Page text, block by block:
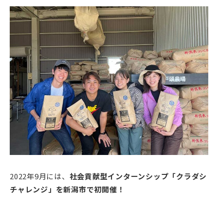
2022年9月には、 社会貢献型インターンシップ「クラダシ
チャレンジ」を新潟市で初開催！